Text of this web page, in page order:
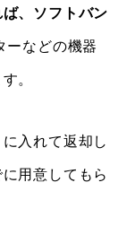
、ソフトバン
ーなどの機器
。
入れて返却し
用意してもら